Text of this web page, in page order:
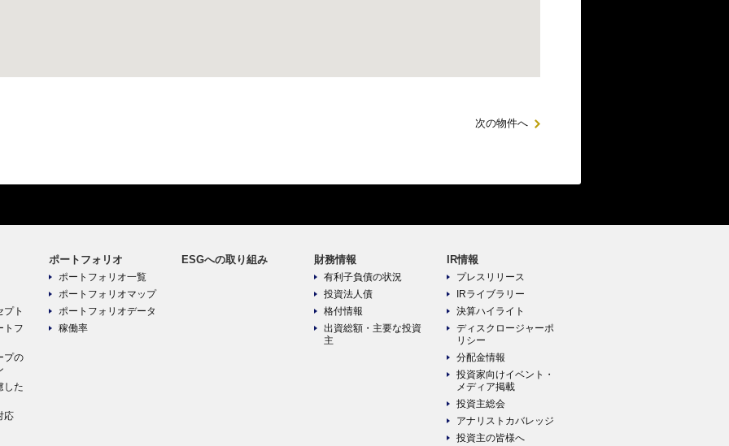
次の物件へ
プト
トフ
プの
した
応
ポートフォリオ
ポートフォリオ一覧
ポートフォリオマップ
ポートフォリオデータ
稼働率
ESGへの取り組み 財務情報
有利子負債の状況
投資法人債
格付情報
出資総額・主要な投資
主
IR情報
プレスリリース
IRライブラリー
決算ハイライト
ディスクロージャーポ
リシー
分配金情報
投資家向けイベント・
メディア掲載
投資主総会
アナリストカバレッジ
投資主の皆様へ